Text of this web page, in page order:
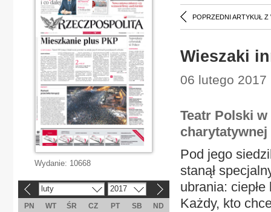
POPRZEDNI ARTYKUŁ Z
Wieszaki
06 lutego
Teatr Polski
charytatywnej
Pod jego
stanął
ubrania:
Każdy, kto
Wydanie: 10668
luty 2017
PN WT ŚR CZ PT SB
ND